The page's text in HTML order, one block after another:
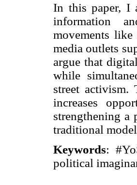
In this paper, I
information
movements
media outlets
argue that
while
street activism.
increases
strengthening
traditional
Keywords:
political